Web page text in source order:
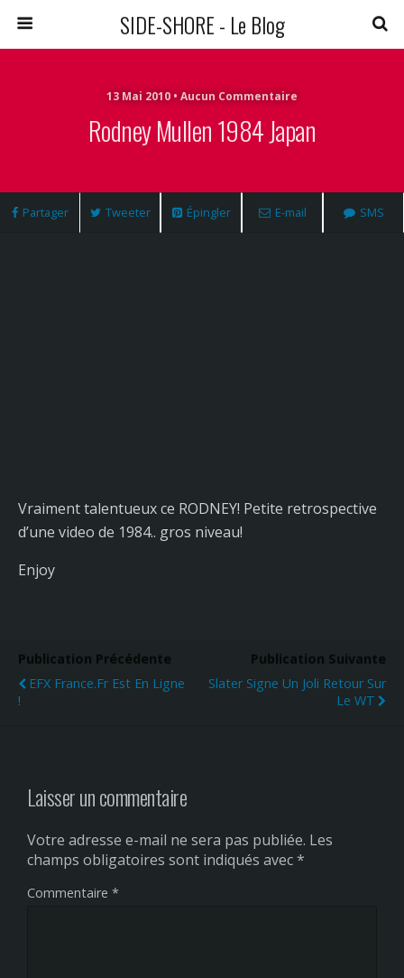
SIDE-SHORE - Le Blog
13 Mai 2010 • Aucun Commentaire
Rodney Mullen 1984 Japan
Partager Tweeter Épingler E-mail SMS
Vraiment talentueux ce RODNEY! Petite retrospective
d’une video de 1984.. gros niveau!
Enjoy
Publication Précédente
EFX France.fr Est En Ligne
!
Publication Suivante
Slater Signe Un Joli Retour Sur
Le WT
Laisser un commentaire
Votre adresse e-mail ne sera pas publiée. Les
champs obligatoires sont indiqués avec*
Commentaire *